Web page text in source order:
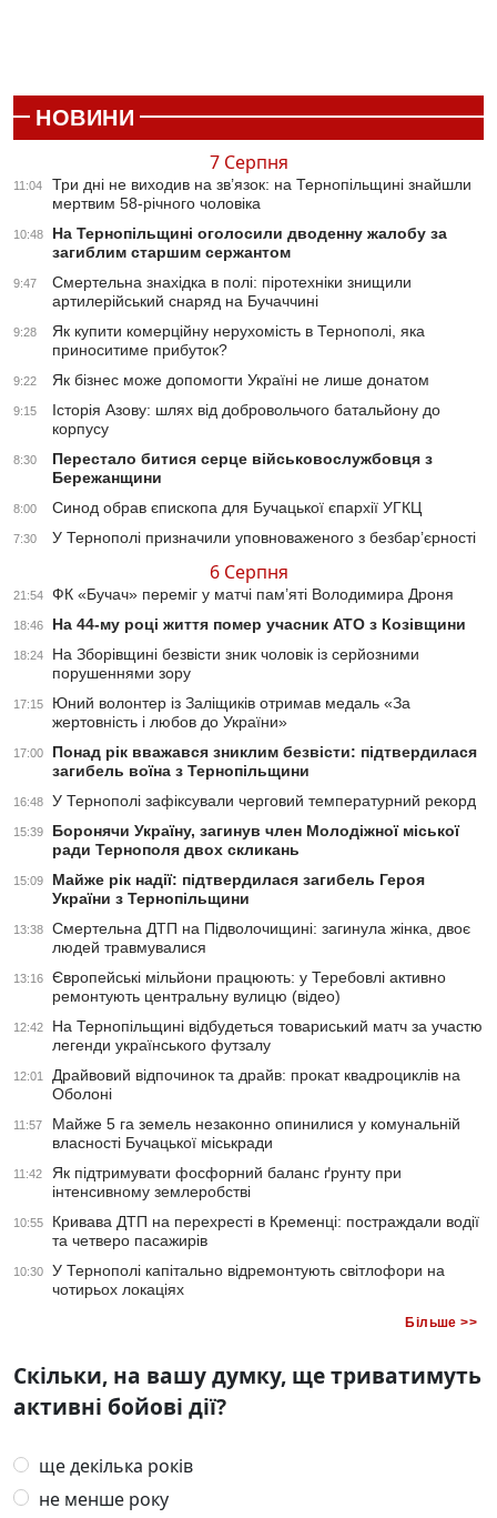
НОВИНИ
7 Серпня
11:04
Три дні не виходив на зв’язок: на Тернопільщині знайшли
мертвим 58-річного чоловіка
10:48
На Тернопільщині оголосили дводенну жалобу за
загиблим старшим сержантом
9:47
Смертельна знахідка в полі: піротехніки знищили
артилерійський снаряд на Бучаччині
9:28
Як купити комерційну нерухомість в Тернополі, яка
приноситиме прибуток?
9:22 Як бізнес може допомогти Україні не лише донатом
9:15
Історія Азову: шлях від добровольчого батальйону до
корпусу
8:30
Перестало битися серце військовослужбовця з
Бережанщини
8:00 Синод обрав єпископа для Бучацької єпархії УГКЦ
7:30 У Тернополі призначили уповноваженого з безбар’єрності
6 Серпня
21:54 ФК «Бучач» переміг у матчі пам’яті Володимира Дроня
18:46 На 44-му році життя помер учасник АТО з Козівщини
18:24
На Зборівщині безвісти зник чоловік із серйозними
порушеннями зору
17:15
Юний волонтер із Заліщиків отримав медаль «За
жертовність і любов до України»
17:00
Понад рік вважався зниклим безвісти: підтвердилася
загибель воїна з Тернопільщини
16:48 У Тернополі зафіксували черговий температурний рекорд
15:39
Боронячи Україну, загинув член Молодіжної міської
ради Тернополя двох скликань
15:09
Майже рік надії: підтвердилася загибель Героя
України з Тернопільщини
13:38
Смертельна ДТП на Підволочищині: загинула жінка, двоє
людей травмувалися
13:16
Європейські мільйони працюють: у Теребовлі активно
ремонтують центральну вулицю (відео)
12:42
На Тернопільщині відбудеться товариський матч за участю
легенди українського футзалу
12:01
Драйвовий відпочинок та драйв: прокат квадроциклів на
Оболоні
11:57
Майже 5 га земель незаконно опинилися у комунальній
власності Бучацької міськради
11:42
Як підтримувати фосфорний баланс ґрунту при
інтенсивному землеробстві
10:55
Кривава ДТП на перехресті в Кременці: постраждали водії
та четверо пасажирів
10:30
У Тернополі капітально відремонтують світлофори на
чотирьох локаціях
Більше >>
Скільки, на вашу думку, ще триватимуть
активні бойові дії?
ще декілька років
не менше року